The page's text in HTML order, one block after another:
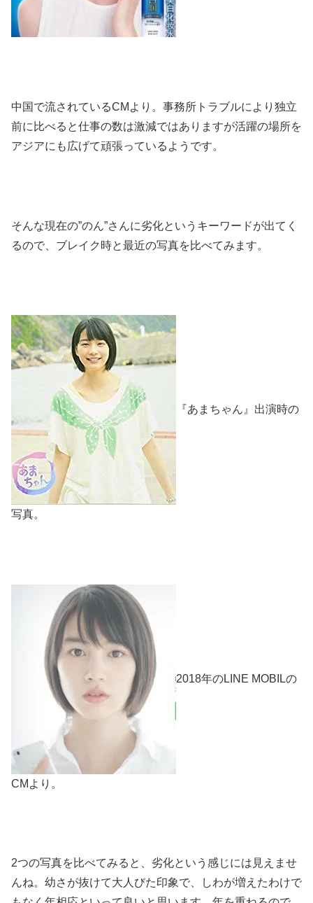
中国で流されているCMより。事務所トラブルにより独立
前に比べると仕事の数は激減ではありますが活躍の場所を
アジアにも広げて頑張っているようです。
そんな現在の”のん”さんに劣化というキーワードが出てく
るので、ブレイク時と最近の写真を比べてみます。
『あまちゃん』出演時の
写真。
2018年のLINE MOBILの
CMより。
2つの写真を比べてみると、劣化という感じには見えませ
んね。幼さが抜けて大人びた印象で、しわが増えたわけで